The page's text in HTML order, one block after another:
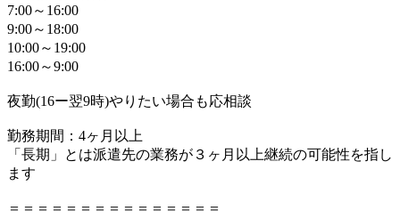
7:00～16:00
9:00～18:00
10:00～19:00
16:00～9:00
夜勤(16ー翌9時)やりたい場合も応相談
勤務期間：4ヶ月以上
「長期」とは派遣先の業務が３ヶ月以上継続の可能性を指し
ます
＝＝＝＝＝＝＝＝＝＝＝＝＝＝＝